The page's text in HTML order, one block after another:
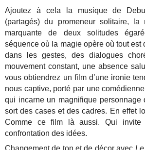
Ajoutez à cela la musique de
(partagés) du promeneur solitaire, la
marquante de deux solitudes
séquence où la magie opère où tout est
dans les gestes, des dialogues
mouvement constant, une absence
vous obtiendrez un film d’une ironie
nous captive, porté par une
qui incarne un magnifique personnage
sort des cases et des cadres. En effet
Comme ce film là aussi. Qui
confrontation des idées.